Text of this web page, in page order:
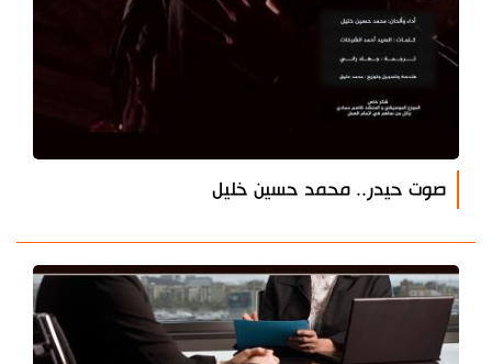
صوت حيدر.. محمد حسين خليل